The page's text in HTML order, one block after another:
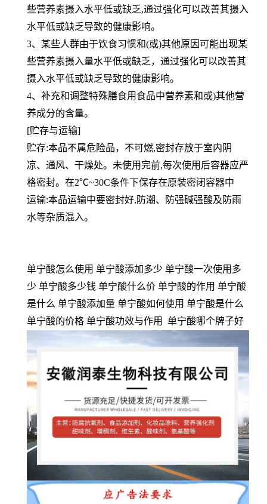
些营养素摄入水平低或缺乏,通过强化可以改善其摄入
水平低或缺乏导致的健康影响。
3、某些人群由于饮食习惯和(或)其他原因可能出现某
些营养素摄入量水平低或缺乏，通过强化可以改善其
摄入水平低或缺乏导致的健康影响。
4、补充和调整特殊膳食用食品中营养素和或)其他营
养成分的含量。
[贮存与运输]
贮存:本品不属危险品，不可燃,密封存放于室内阴
凉、通风、干燥处。未使用完前,每次使用后容器应严
格密封。在2℃~30C条件下保存在原装密闭容器中
运输:本品运输中要密封好,防潮、防强碱强酸及防雨
水等杂质混入。
单宁酸怎么使用 单宁酸添加多少 单宁酸一次使用多
少 单宁酸多少钱 单宁酸什么价 单宁酸的作用 单宁酸
是什么 单宁酸添加量 单宁酸如何使用 单宁酸是什么
单宁酸的价格 单宁酸功效与作用 单宁酸哪个牌子好